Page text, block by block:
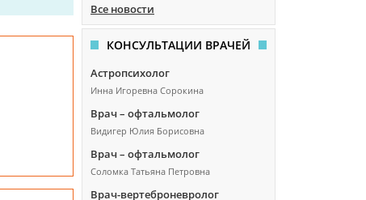
Все новости
КОНСУЛЬТАЦИИ ВРАЧЕЙ
Астропсихолог
Инна Игоревна Сорокина
Врач – офтальмолог
Видигер Юлия Борисовна
Врач – офтальмолог
Соломка Татьяна Петровна
Врач-вертеброневролог